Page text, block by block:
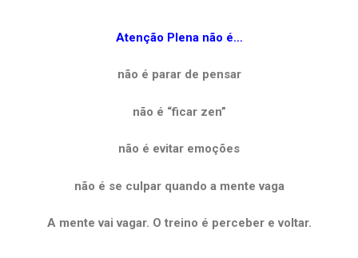
Atenção Plena não é…
não é parar de pensar
não é “ficar zen”
não é evitar emoções
não é se culpar quando a mente vaga
A mente vai vagar. O treino é perceber e voltar.